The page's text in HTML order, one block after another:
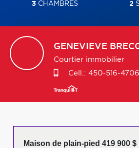
3 CHAMBRES 2
GENEVIEVE
Courtier immobilier
Cell.: 450-516-4706
Maison de plain-pied 419 900 $